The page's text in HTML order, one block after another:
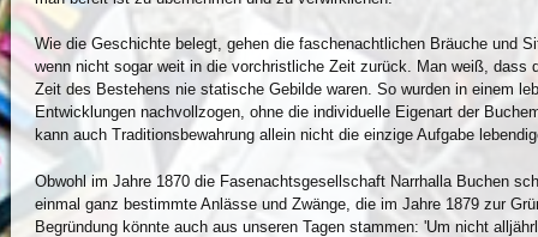
Wie die Geschichte belegt, gehen die faschenachtlichen Bräuche und
wenn nicht sogar weit in die vorchristliche Zeit zurück. Man weiß, dass
Zeit des Bestehens nie statische Gebilde waren. So wurden in einem
Entwicklungen nachvollzogen, ohne die individuelle Eigenart der
kann auch Traditionsbewahrung allein nicht die einzige Aufgabe
Obwohl im Jahre 1870 die Fasenachtsgesellschaft Narrhalla Buchen
einmal ganz bestimmte Anlässe und Zwänge, die im Jahre 1879 zur
Begründung könnte auch aus unseren Tagen stammen: 'Um nicht